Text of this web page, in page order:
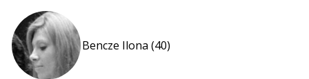
Bencze Ilona (40)